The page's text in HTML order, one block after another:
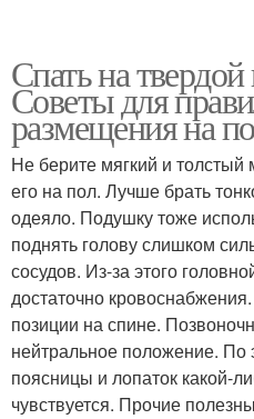
Спать на
Советы для
размещения на
Не берите мягкий и толстый
его на пол. Лучше брать
одеяло. Подушку тоже
поднять голову слишком
сосудов. Из-за этого
достаточно
позиции на спине.
нейтральное положение. По
поясницы и лопаток какой-
чувствуется. Прочие